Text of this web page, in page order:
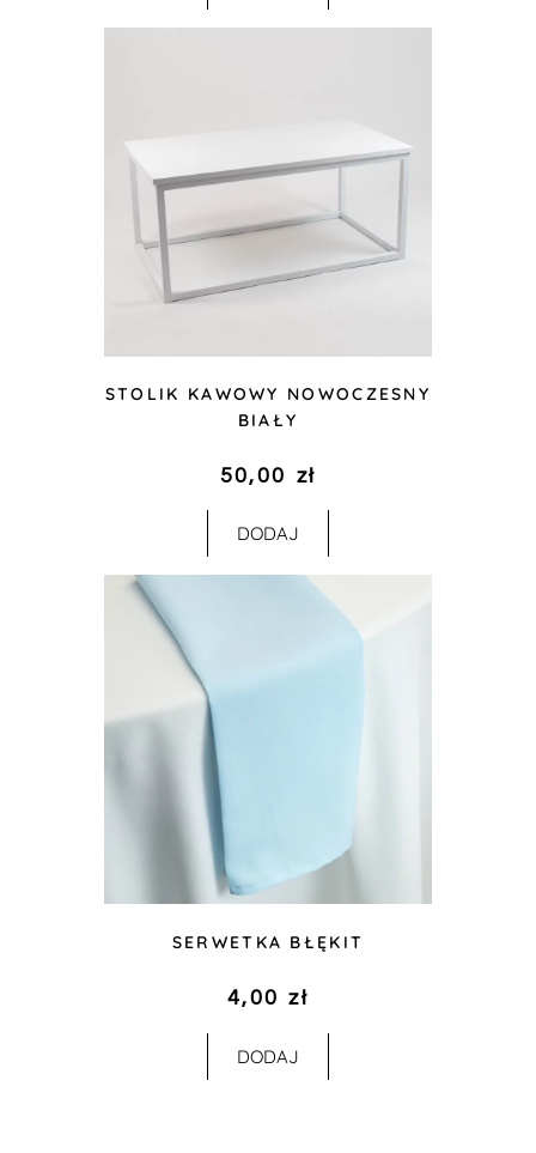
STOLIK KAWOWY NOWOCZESNY
BIAŁY
50,00 zł
DODAJ
SERWETKA BŁĘKIT
4,00zł
DODAJ